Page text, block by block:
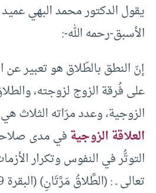
يقول الدكتور محمد البهي
الأسبق-رحمه الله-:
إنّ النطق بالطّلاق هو تعبير عن
على فُرقة الزوج لزوجته،
الزوجية، وعدد مرّاته الثلاث
العلاقة الزوجيةفي مدى
التوتُّر في النفوس وتكرار